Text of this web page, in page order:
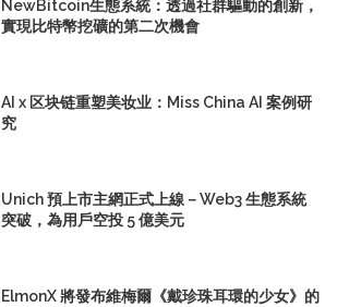
NewBitcoin生態系統：透過社群驅動的創新，
實現比特幣挖礦的第二次機會
AI x 区块链重塑美妆业：Miss China AI 案例研
究
Unich 預上市主網正式上線－Web3 生態系統
突破，為用戶空投 5 億美元
ElmonX 將發布維梅爾《戴珍珠耳環的少女》的